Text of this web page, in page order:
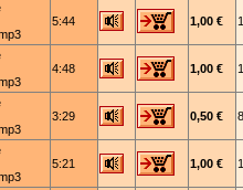
5:44 1,00 €
4:48 1,00 €
3:29 0,50 €
5:21 1,00 €